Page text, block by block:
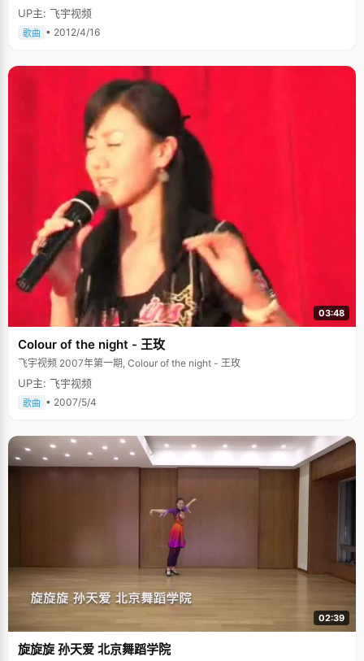
UP主: 飞宇视频
歌曲 • 2012/4/16
03:48
Colour of the night - 王玫
飞宇视频 2007年第一期, Colour of the night - 王玫
UP主: 飞宇视频
歌曲 • 2007/5/4
02:39
旋旋旋 孙天爱 北京舞蹈学院